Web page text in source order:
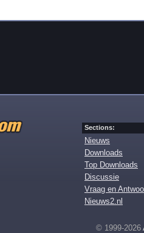
Sections:
Nieuws
Downloads
Top Downloads
Discussie
Vraag en
Nieuws2.nl
© 1999-2026